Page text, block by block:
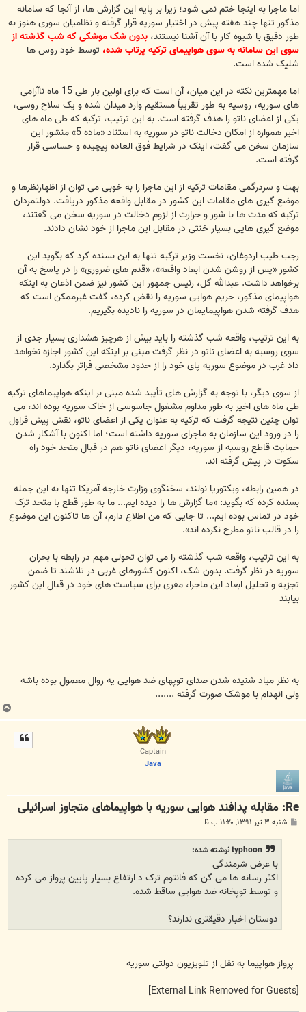
اما ماجرا به اینجا ختم نمی شود؛ زیرا بر پایه این گزارش ها، از آنجا که سامانه
مذکور تنها چند هفته پیش در اختیار سوریه قرار گرفته و نظامیان سوری هنوز به
طور دقیق با شیوه کار با آن آشنا نیستند، بدون شک موشکی که شب گذشته از
سوی این سامانه به سوی هواپیمای ترکیه پرتاب شده،توسط خود روس ها
شلیک شده است.
اما مهمترین نکته در این میان، آن است که برای اولین بار طی 15 ماه ناآرامی
های سوریه، روسیه به طور تقریباً مستقیم وارد میدان شده و یک سلاح روسی،
یکی از اعضای ناتو را هدف گرفته است. به این ترتیب، ترکیه که طی ماه های
اخیر همواره از امکان دخالت ناتو در سوریه به استناد «ماده 5» منشور این
سازمان سخن می گفت، اینک در شرایط فوق العاده پیچیده و حساسی قرار
گرفته است.
بهت و سردرگمی مقامات ترکیه از این ماجرا را به خوبی می توان از اظهارنظرها و
موضع گیری های مقامات این کشور در مقابل واقعه مذکور دریافت. دولتمردان
ترکیه که مدت ها با شور و حرارت از لزوم دخالت در سوریه سخن می گفتند،
موضع گیری هایی بسیار خنثی در مقابل این ماجرا از خود نشان دادند.
رجب طیب اردوغان، نخست وزیر ترکیه تنها به این بسنده کرد که بگوید این
کشور «پس از روشن شدن ابعاد واقعه»، «قدم های ضروری» را در پاسخ به آن
برخواهد داشت. عبدالله گل، رئیس جمهور این کشور نیز ضمن اذعان به اینکه
هواپیمای مذکور، حریم هوایی سوریه را نقض کرده، گفت غیرممکن است که
هدف گرفته شدن هواپیمایمان در سوریه را نادیده بگیریم.
به این ترتیب، واقعه شب گذشته را باید بیش از هرچیز هشداری بسیار جدی از
سوی روسیه به اعضای ناتو در نظر گرفت مبنی بر اینکه این کشور اجازه نخواهد
داد غرب در موضوع سوریه پای خود را از حدود مشخصی فراتر بگذارد.
از سوی دیگر، با توجه به گزارش های تأیید شده مبنی بر اینکه هواپیماهای ترکیه
طی ماه های اخیر به طور مداوم مشغول جاسوسی از خاک سوریه بوده اند، می
توان چنین نتیجه گرفت که ترکیه به عنوان یکی از اعضای ناتو، نقش پیش قراول
را در ورود این سازمان به ماجرای سوریه داشته است؛ اما اکنون با آشکار شدن
حمایت قاطع روسیه از سوریه، دیگر اعضای ناتو هم در قبال متحد خود راه
سکوت در پیش گرفته اند.
در همین رابطه، ویکتوریا نولند، سخنگوی وزارت خارجه آمریکا تنها به این جمله
بسنده کرده که بگوید: «ما گزارش ها را دیده ایم... ما به طور قطع با متحد ترک
خود در تماس بوده ایم... تا جایی که من اطلاع دارم، آن ها تاکنون این موضوع
را در قالب ناتو مطرح نکرده اند».
به این ترتیب، واقعه شب گذشته را می توان تحولی مهم در رابطه با بحران
سوریه در نظر گرفت. بدون شک، اکنون کشورهای غربی در تلاشند تا ضمن
تجزیه و تحلیل ابعاد این ماجرا، مفری برای سیاست های خود در قبال این کشور
بیابند
به نظر میاد شنیده شدن صدای توپهای ضد هوایی یه روال معمول بوده باشه
ولی انهدام با موشک صورت گرفته .......
ب
ا
Captain
Java
Re: مقابله پدافند هوایی سوریه با هواپیما‌های متجاوز اسرائیلی
پ شنبه ۳ تیر ۱۳۹۱, ۱۱:۲۰ ب.ظ
typhoon نوشته شده:
با عرض شرمندگی
اکثر رسانه ها می گن که فانتوم ترک د ارتفاع بسیار پایین پرواز می کرده
و توسط توپخانه ضد هوایی ساقط شده.
دوستان اخبار دقیقتری ندارند؟
پرواز هواپیما به نقل از تلویزیون دولتی سوریه